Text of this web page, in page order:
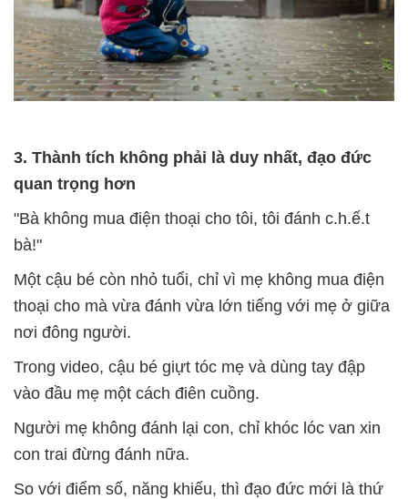
3. Thành tích không phải là duy nhất, đạo đức
quan trọng hơn
"Bà không mua điện thoại cho tôi, tôi đánh c.h.ế.t
bà!"
Một cậu bé còn nhỏ tuổi, chỉ vì mẹ không mua điện
thoại cho mà vừa đánh vừa lớn tiếng với mẹ ở giữa
nơi đông người.
Trong video, cậu bé giựt tóc mẹ và dùng tay đập
vào đầu mẹ một cách điên cuồng.
Người mẹ không đánh lại con, chỉ khóc lóc van xin
con trai đừng đánh nữa.
So với điểm số, năng khiếu, thì đạo đức mới là thứ